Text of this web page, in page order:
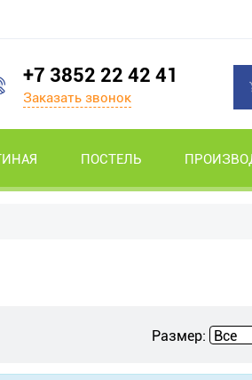
+7 3852 22 42 41
Заказать звонок
ПОСТЕЛЬ
Размер: